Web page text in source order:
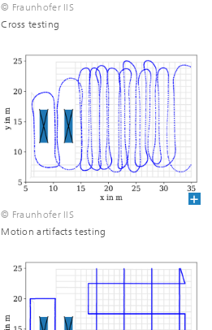
© Fraunhofer IIS
Cross testing
© Fraunhofer IIS
Motion artifacts testing